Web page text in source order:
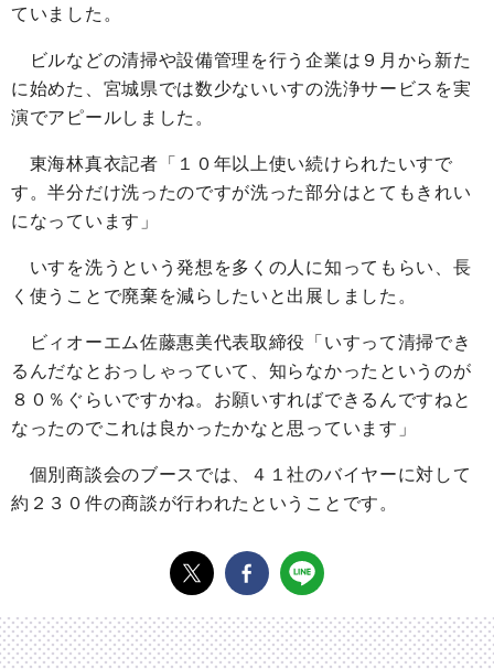
ていました。
ビルなどの清掃や設備管理を行う企業は９月から新た
に始めた、宮城県では数少ないいすの洗浄サービスを実
演でアピールしました。
東海林真衣記者「１０年以上使い続けられたいすで
す。半分だけ洗ったのですが洗った部分はとてもきれい
になっています」
いすを洗うという発想を多くの人に知ってもらい、長
く使うことで廃棄を減らしたいと出展しました。
ビィオーエム佐藤惠美代表取締役「いすって清掃でき
るんだなとおっしゃっていて、知らなかったというのが
８０％ぐらいですかね。お願いすればできるんですねと
なったのでこれは良かったかなと思っています」
個別商談会のブースでは、４１社のバイヤーに対して
約２３０件の商談が行われたということです。